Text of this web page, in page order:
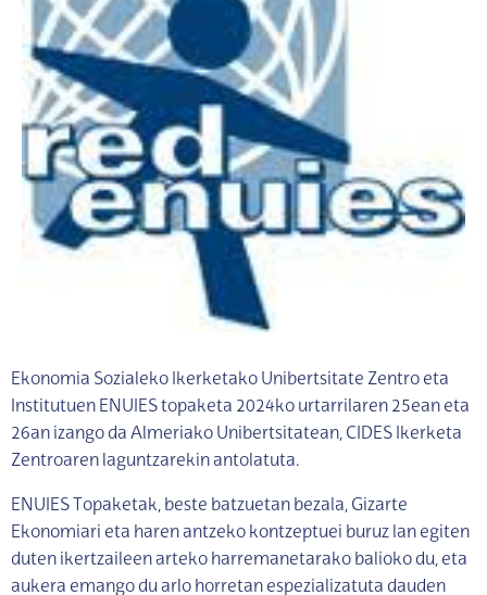
Ekonomia Sozialeko Ikerketako Unibertsitate Zentro eta
Institutuen ENUIES topaketa 2024ko urtarrilaren 25ean eta
26an izango da Almeriako Unibertsitatean, CIDES Ikerketa
Zentroaren laguntzarekin antolatuta.
ENUIES Topaketak, beste batzuetan bezala, Gizarte
Ekonomiari eta haren antzeko kontzeptuei buruz lan egiten
duten ikertzaileen arteko harremanetarako balioko du, eta
aukera emango du arlo horretan espezializatuta dauden